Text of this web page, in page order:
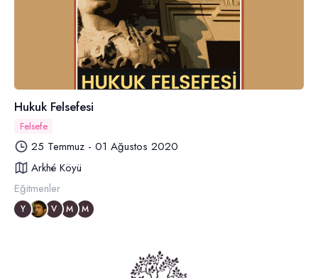
Hukuk Felsefesi
Felsefe
25 Temmuz - 01 Ağustos 2020
Arkhé Köyü
Eğitmenler
Y V M M